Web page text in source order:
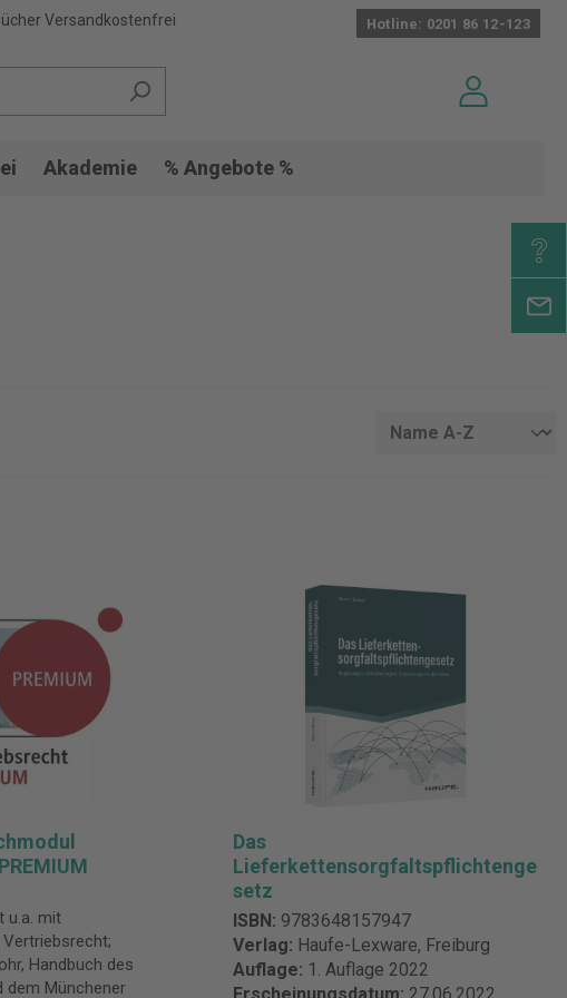
Versandkostenfrei Hotline: 0201 86 12-123
Akademie % Angebote %
u.a. mit
Handbuch des
dem Münchener
Das
Lieferkettensorgfaltspflichtenge
setz
ISBN: 9783648157947
Verlag: Haufe-Lexware, Freiburg
Auflage: 1. Auflage 2022